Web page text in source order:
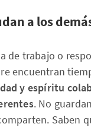
a los
de trabajo o
encuentran
y espíritu
. No guardan
Saben